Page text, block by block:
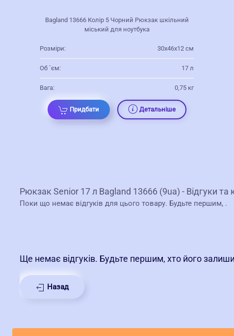
Bagland 13666 Колір 5 Чорний Рюкзак шкільний
міський для ноутбука
Розміри: 30х46х12 см
Об `єм: 17 л
Вага: 0,75 кг
Придбати Детальніше
Рюкзак Senior 17 л Bagland 13666 (9ua) - Відгуки та
Поки що немає відгуків для цього товару. Будьте першим, .
Ще немає відгуків. Будьте першим, хто його
Назад